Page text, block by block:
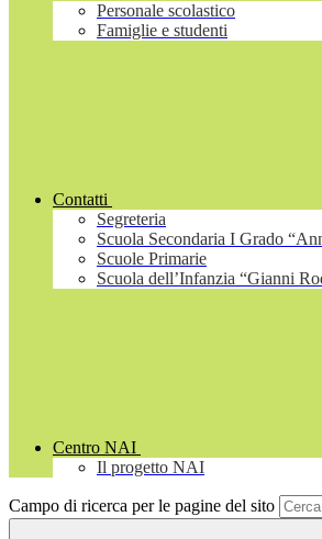
Personale scolastico
Famiglie e studenti
Contatti
Segreteria
Scuola Secondaria I Grado
Scuole Primarie
Scuola dell’Infanzia “Gianni
Centro NAI
Il progetto NAI
Campo di ricerca per le pagine del sito